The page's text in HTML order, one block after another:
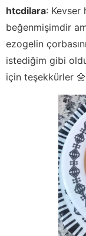
htcdilara: Kevser
beğenmişimdir
ezogelin
istediğim gibi
için teşekkürler 🌼